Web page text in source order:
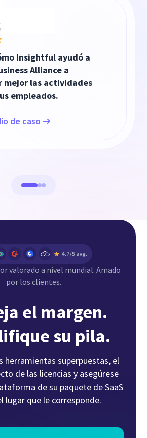
Insightful ayudó a
Alliance a
mejor las actividades
empleados.
de caso
valorado a nivel mundial. Amado
por los clientes.
el margen.
su pila.
herramientas superpuestas, el
de las licencias y asegúrese
de su paquete de SaaS
lugar que le corresponde.